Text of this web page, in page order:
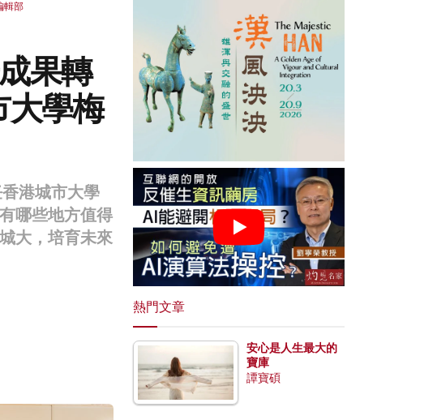
輯部
果轉
學梅
港城市大學
哪些地方值得
大，培育未來
熱門文章
安心是人生最大的
寶庫
譚寶碩